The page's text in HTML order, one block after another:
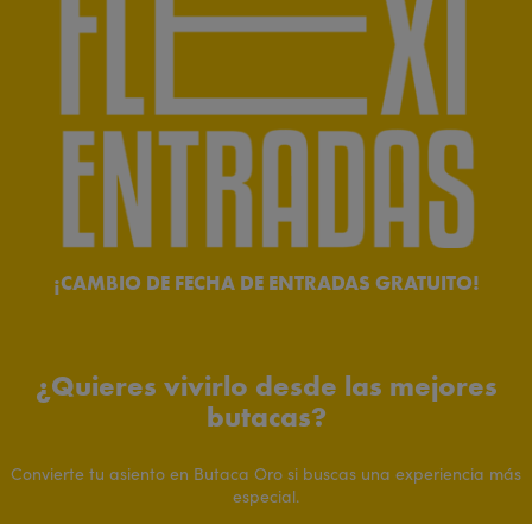
¡CAMBIO DE FECHA DE ENTRADAS GRATUITO!
¿Quieres vivirlo desde las mejores
butacas?
Convierte tu asiento en Butaca Oro si buscas una experiencia más
especial.